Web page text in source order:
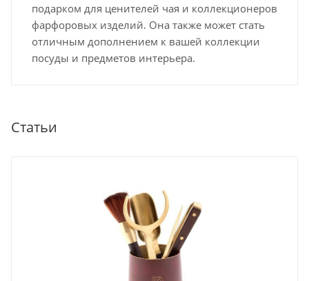
подарком для ценителей чая и коллекционеров
фарфоровых изделий. Она также может стать
отличным дополнением к вашей коллекции
посуды и предметов интерьера.
Статьи